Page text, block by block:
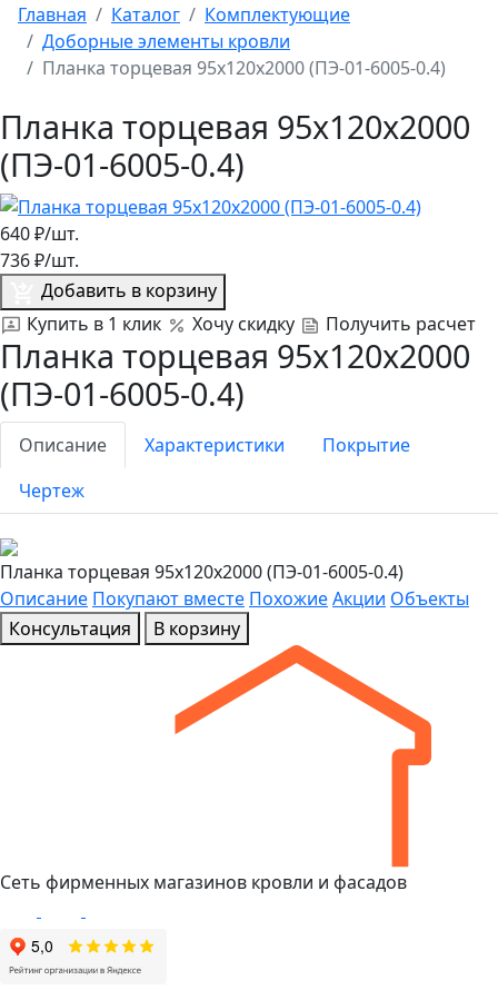
Главная
Каталог
Комплектующие
Доборные элементы кровли
Планка торцевая 95х120х2000 (ПЭ-01-6005-0.4)
Планка торцевая 95х120х2000
(ПЭ-01-6005-0.4)
640₽/шт.
736₽/шт.
Добавить в корзину
Купить в 1 клик
Хочу скидку Получить расчет
Планка торцевая 95х120х2000
(ПЭ-01-6005-0.4)
Описание Характеристики
Покрытие
Чертеж
Планка торцевая 95х120х2000 (ПЭ-01-6005-0.4)
Описание Покупают вместе ПохожиеАкции Объекты
Консультация
В корзину
Сеть фирменных магазинов кровли и фасадов